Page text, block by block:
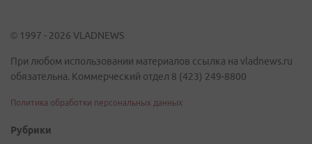
© 1997 - 2026 VLADNEWS
При любом использовании материалов ссылка на vladnews.ru
обязательна. Коммерческий отдел 8 (423) 249-8800
Политика обработки персональных данных
Рубрики